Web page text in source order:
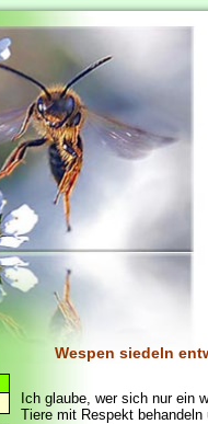
Wespen siedeln
Ich glaube, wer sich nur ein
Tiere mit Respekt